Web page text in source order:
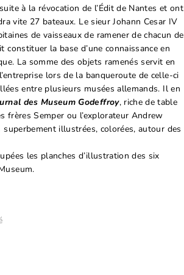
à la révocation de l’Édit de Nantes et ont
vite 27 bateaux. Le sieur Johann Cesar IV
de vaisseaux de ramener de chacun de
la base d’une connaissance en
La somme des objets ramenés servit en
lors de la banqueroute de celle-ci
entre plusieurs musées allemands. Il en
des Museum Godeffroy, riche de table
frères Semper ou l’explorateur Andrew
illustrées, colorées, autour des
les planches d’illustration des six